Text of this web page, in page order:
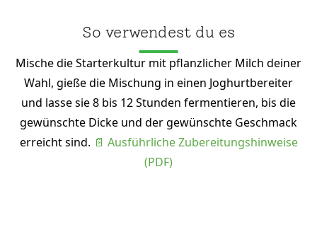
So verwendest du es
Mische die Starterkultur mit pflanzlicher Milch deiner
Wahl, gieße die Mischung in einen Joghurtbereiter
und lasse sie 8 bis 12 Stunden fermentieren, bis die
gewünschte Dicke und der gewünschte Geschmack
erreicht sind. 📄 Ausführliche Zubereitungshinweise
(PDF)